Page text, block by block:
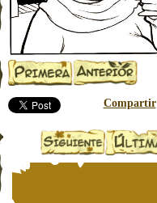
Compartir